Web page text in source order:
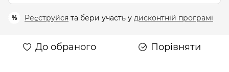
% Реєструйся та бери участь у дисконтній програмі
До обраного Порівняти